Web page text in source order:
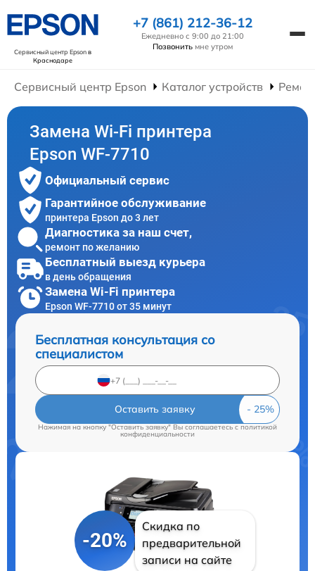
Сервисный центр Epsonв
Краснодаре
+7 (861) 212-36-12
Ежедневно с 9:00 до 21:00
Позвонить мне утром
Сервисный центр Epson Каталог устройств
Замена Wi-Fi принтера
Epson WF-7710
Официальный сервис
Гарантийное обслуживание
принтера Epson до 3 лет
Диагностика за наш счет,
ремонт по желанию
Бесплатный выезд курьера
в день обращения
Замена Wi-Fi принтера
Epson WF-7710 от 35 минут
Бесплатная консультация со
специалистом
Оставить заявку
Нажимая на кнопку "Оставить заявку" Вы соглашаетесь cполитикой
конфиденциальности
-20%
Скидка по
предварительной
записи на сайте